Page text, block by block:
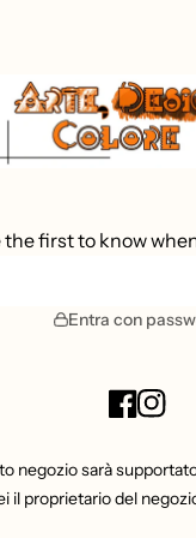
the first to know
Entra con
negozio sarà
il proprietario del